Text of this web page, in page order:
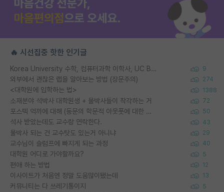
🔥 시선집중 핫한 인기글
Korea University 수학, 컴퓨터과학 이학사, UC Berkeley 산업공학 대학원 공학박사가 되는 것은 쉽지 않겠죠? 9
외부에서 괜찮은 랩을 알아보는 방법 (장문주의) 274
<대학원에 입학하는 법> 1388
소재분야 석박사 대학원생 + 물박사들이 착각하는 거 72
포스텍 억까에 대해 (동문의 학문적 아웃풋에 대한 반박) 50
석사 받았는데도 교수랑 연락한다. 43
물박사 되는 건 교수탓도 있는거 아니냐 29
교수님이 슬럼프에 빠지게 되는 과정 40
대학원 어디로 가야할까요? 5
편애 하는 방법 12
이사이트가 처음엔 정말 도움많이됐는데 13
커뮤니티는 다 쓰레기통이지 5